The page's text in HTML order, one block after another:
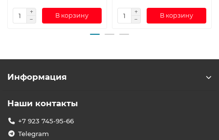
В корзину В корзину
Информация
Наши контакты
+7 923 745-95-66
Telegram